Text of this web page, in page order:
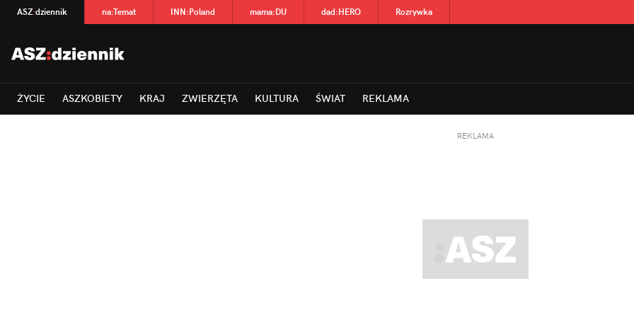
ASZ:dziennik na:Temat INN:Poland mama:DU dad:HERO Rozrywka
ŻYCIE ASZKOBIETY KRAJ ZWIERZĘTA KULTURA ŚWIAT REKLAMA
REKLAMA